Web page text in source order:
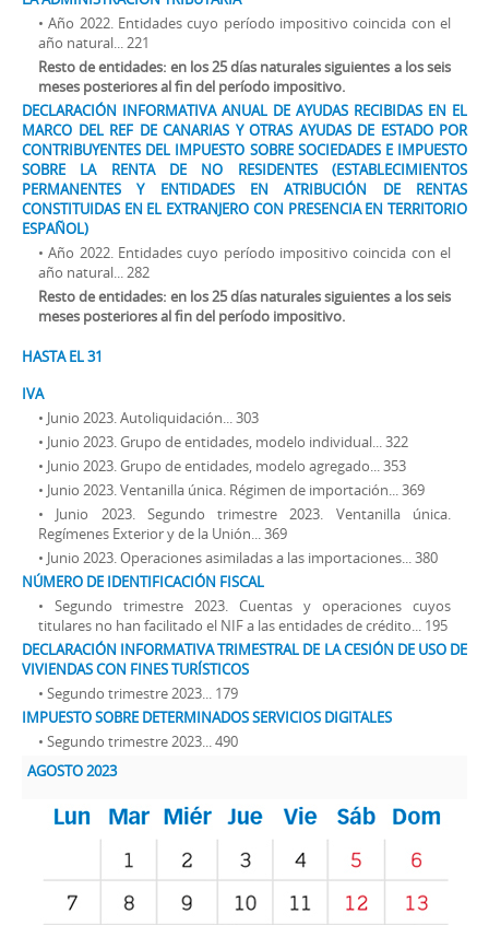
• Año 2022. Entidades cuyo período impositivo coincida con el
año natural... 221
Resto de entidades: en los 25 días naturales siguientes a los seis
meses posteriores al fin del período impositivo.
DECLARACIÓN INFORMATIVA ANUAL DE AYUDAS RECIBIDAS EN EL
MARCO DEL REF DE CANARIAS Y OTRAS AYUDAS DE ESTADO POR
CONTRIBUYENTES DEL IMPUESTO SOBRE SOCIEDADES E IMPUESTO
SOBRE LA RENTA DE NO RESIDENTES (ESTABLECIMIENTOS
PERMANENTES Y ENTIDADES EN ATRIBUCIÓN DE RENTAS
CONSTITUIDAS EN EL EXTRANJERO CON PRESENCIA EN TERRITORIO
ESPAÑOL)
• Año 2022. Entidades cuyo período impositivo coincida con el
año natural... 282
Resto de entidades: en los 25 días naturales siguientes a los seis
meses posteriores al fin del período impositivo.
HASTA EL 31
IVA
• Junio 2023. Autoliquidación... 303
• Junio 2023. Grupo de entidades, modelo individual... 322
• Junio 2023. Grupo de entidades, modelo agregado... 353
• Junio 2023. Ventanilla única. Régimen de importación... 369
• Junio 2023. Segundo trimestre 2023. Ventanilla única.
Regímenes Exterior y de la Unión... 369
• Junio 2023. Operaciones asimiladas a las importaciones... 380
NÚMERO DE IDENTIFICACIÓN FISCAL
• Segundo trimestre 2023. Cuentas y operaciones cuyos
titulares no han facilitado el NIF a las entidades de crédito... 195
DECLARACIÓN INFORMATIVA TRIMESTRAL DE LA CESIÓN DE USO DE
VIVIENDAS CON FINES TURÍSTICOS
• Segundo trimestre 2023... 179
IMPUESTO SOBRE DETERMINADOS SERVICIOS DIGITALES
• Segundo trimestre 2023... 490
AGOSTO 2023